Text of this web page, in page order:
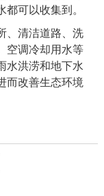
可以收集到。
、清洁道路、洗
空调冷却用水等
水洪涝和地下水
而改善生态环境